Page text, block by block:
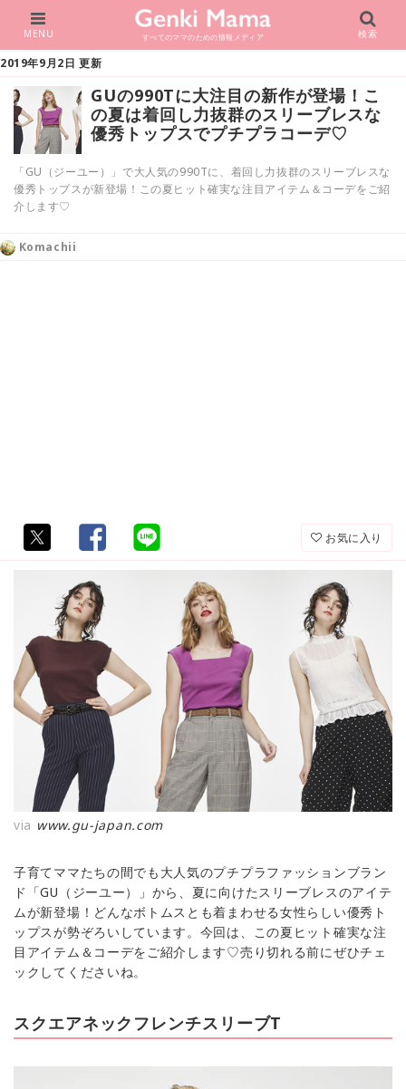
すべてのママのための情報メディア
MENU 検索
2019年9月2日 更新
GUの990Tに大注目の新作が登場！こ
の夏は着回し力抜群のスリーブレスな
優秀トップスでプチプラコーデ♡
「GU（ジーユー）」で大人気の990Tに、着回し力抜群のスリーブレスな
優秀トップスが新登場！この夏ヒット確実な注目アイテム＆コーデをご紹
介します♡
Komachii
お気に入り
via www.gu-japan.com
子育てママたちの間でも大人気のプチプラファッションブラン
ド「GU（ジーユー）」から、夏に向けたスリーブレスのアイテ
ムが新登場！どんなボトムスとも着まわせる女性らしい優秀ト
ップスが勢ぞろいしています。今回は、この夏ヒット確実な注
目アイテム＆コーデをご紹介します♡売り切れる前にぜひチェ
ックしてくださいね。
スクエアネックフレンチスリーブT